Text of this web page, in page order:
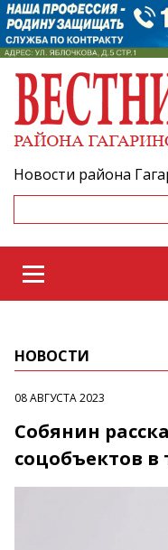
Новости района
НОВОСТИ
08 АВГУСТА 2023
Собянин
соцобъектов в